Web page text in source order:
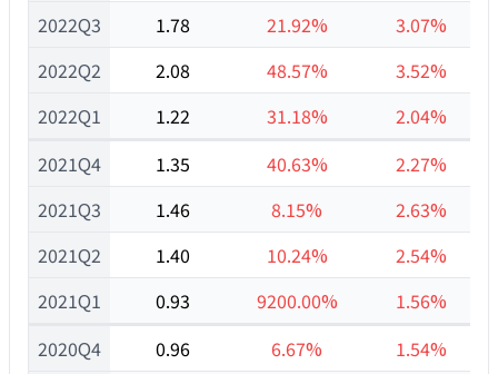
2022Q3
2022Q2
2022Q1
2021Q4
2021Q3
2021Q2
2021Q1
2020Q4
1.78
21.92%
3.07%
2.08
48.57%
3.52%
1.22
31.18%
2.04%
1.35
40.63%
2.27%
1.46
8.15%
2.63%
1.40
10.24%
2.54%
0.93
9200.00%
1.56%
0.96
6.67%
1.54%